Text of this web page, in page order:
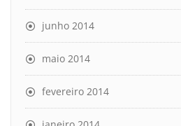
junho 2014
maio 2014
fevereiro 2014